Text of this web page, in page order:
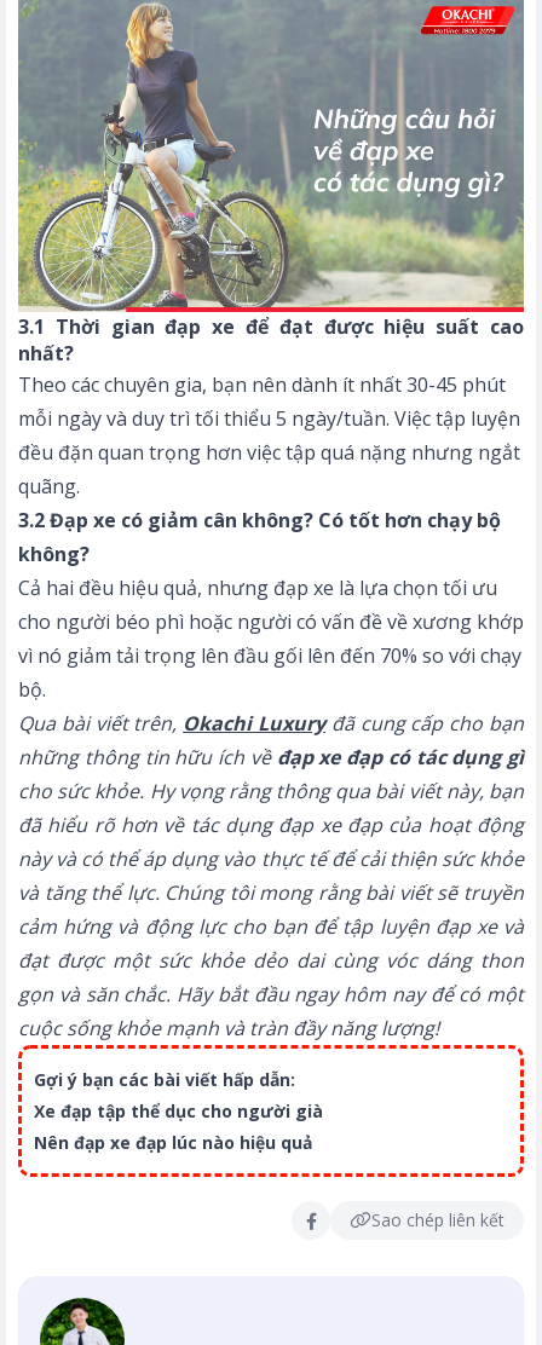
3.1 Thời gian đạp xe để đạt được hiệu suất cao
nhất?
Theo các chuyên gia, bạn nên dành ít nhất 30-45 phút
mỗi ngày và duy trì tối thiểu 5 ngày/tuần. Việc tập luyện
đều đặn quan trọng hơn việc tập quá nặng nhưng ngắt
quãng.
3.2 Đạp xe có giảm cân không? Có tốt hơn chạy bộ
không?
Cả hai đều hiệu quả, nhưng đạp xe là lựa chọn tối ưu
cho người béo phì hoặc người có vấn đề về xương khớp
vì nó giảm tải trọng lên đầu gối lên đến 70% so với chạy
bộ.
Qua bài viết trên, Okachi Luxuryđã cung cấp cho bạn
những thông tin hữu ích về đạp xe đạp có tác dụng gì
cho sức khỏe. Hy vọng rằng thông qua bài viết này, bạn
đã hiểu rõ hơn về tác dụng đạp xe đạp của hoạt động
này và có thể áp dụng vào thực tế để cải thiện sức khỏe
và tăng thể lực. Chúng tôi mong rằng bài viết sẽ truyền
cảm hứng và động lực cho bạn để tập luyện đạp xe và
đạt được một sức khỏe dẻo dai cùng vóc dáng thon
gọn và săn chắc. Hãy bắt đầu ngay hôm nay để có một
cuộc sống khỏe mạnh và tràn đầy năng lượng!
Gợi ý bạn các bài viết hấp dẫn:
Xe đạp tập thể dục cho người già
Nên đạp xe đạp lúc nào hiệu quả
Sao chép liên kết